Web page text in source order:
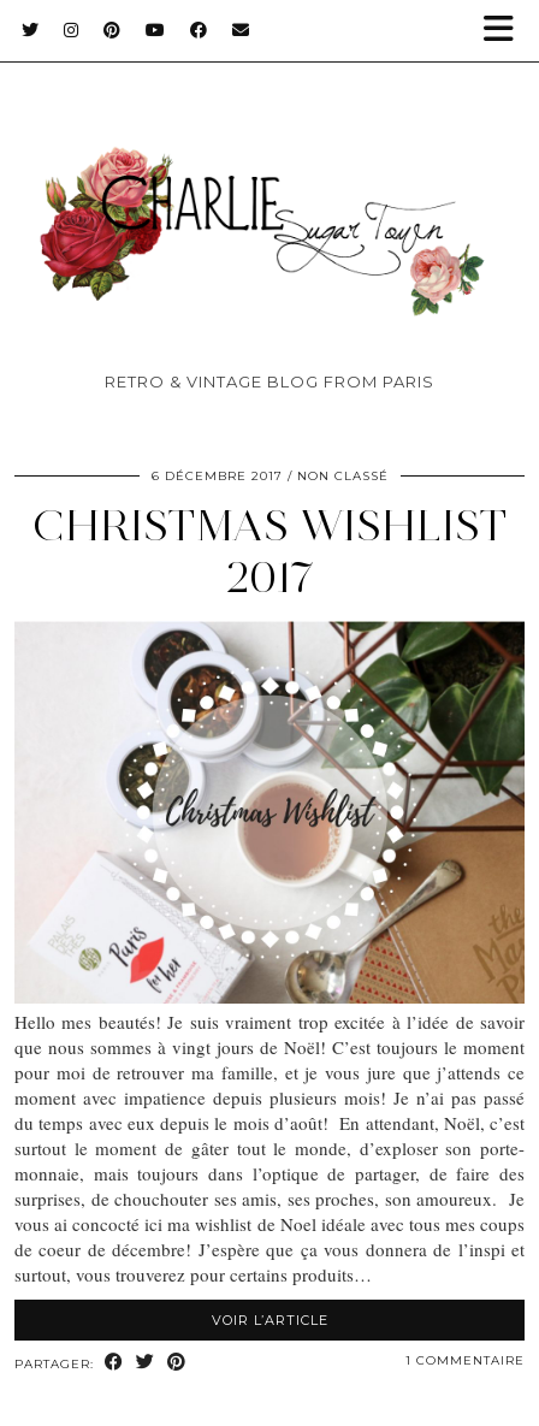
RETRO & VINTAGE BLOG FROM PARIS
6 DÉCEMBRE 2017 NON CLASSÉ
CHRISTMAS WISHLIST
2017
Hello mes beautés! Je suis vraiment trop excitée à l’idée de savoir
que nous sommes à vingt jours de Noël! C’est toujours le moment
pour moi de retrouver ma famille, et je vous jure que j’attends ce
moment avec impatience depuis plusieurs mois! Je n’ai pas passé
du temps avec eux depuis le mois d’août! En attendant, Noël, c’est
surtout le moment de gâter tout le monde, d’exploser son porte-
monnaie, mais toujours dans l’optique de partager, de faire des
surprises, de chouchouter ses amis, ses proches, son amoureux. Je
vous ai concocté ici ma wishlist de Noel idéale avec tous mes coups
de coeur de décembre! J’espère que ça vous donnera de l’inspi et
surtout, vous trouverez pour certains produits…
VOIR L’ARTICLE
PARTAGER: 1 COMMENTAIRE